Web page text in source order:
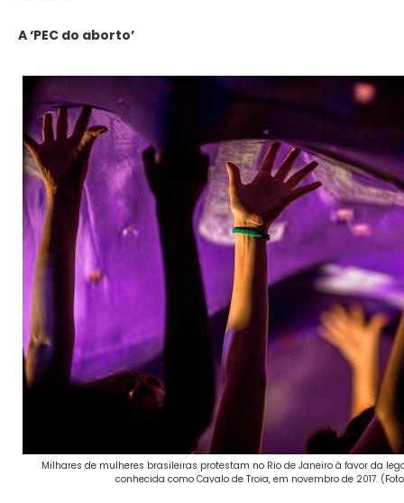
A ‘PEC do aborto’
Milhares de mulheres brasileiras protestam no Rio de Janeiro à favor da
conhecida como Cavalo de Troia, em novembro de 2017.